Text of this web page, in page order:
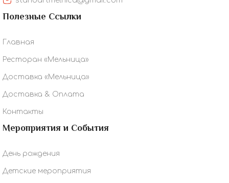
Полезные Ссылки
Главная
Ресторан «Мельница»
Доставка «Мельница»
Доставка & Оплата
Контакты
Мероприятия и События
День рождения
Детские мероприятия